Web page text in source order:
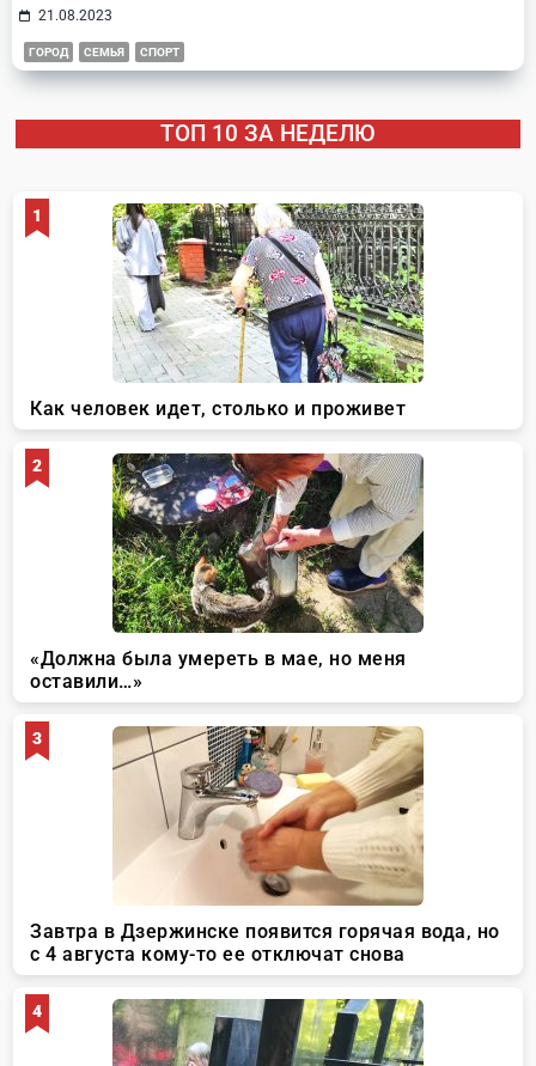
21.08.2023
ГОРОД СЕМЬЯ СПОРТ
ТОП 10 ЗА НЕДЕЛЮ